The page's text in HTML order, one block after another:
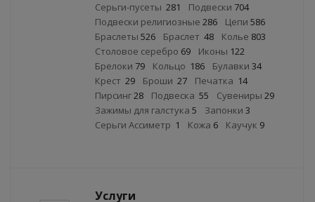
Серьги-пусеты 281 Подвески 704
Подвески религиозные 286 Цепи 586
Браслеты 526 Браслет 48 Колье 803
Столовое серебро 69 Иконы 122
Брелоки 79 Кольцо 186 Булавки 34
Крест 29 Броши 27 Печатка 14
Пирсинг28 Подвеска 55 Сувениры 29
Зажимы для галстука 5 Запонки 3
Серьги Ассиметр 1 Кожа 6 Каучук 9
Услуги